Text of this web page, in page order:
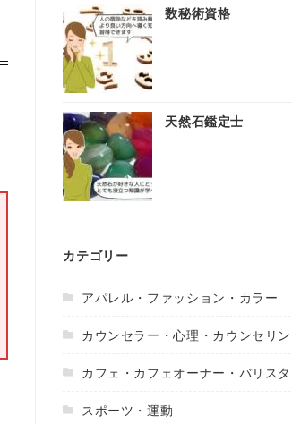
数秘術資格
天然石鑑定士
カテゴリー
アパレル・ファッション・カラー
カウンセラー・心理・カウンセリ
カフェ・カフェオーナー・バリスタ
スポーツ・運動